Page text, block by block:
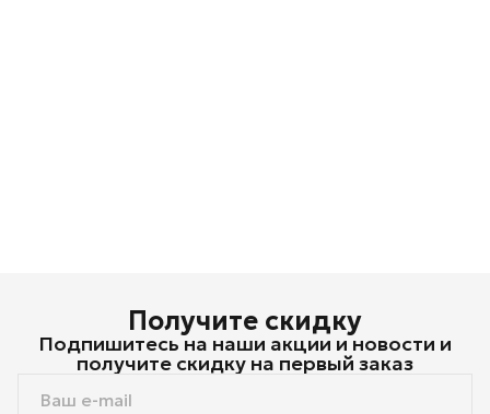
Получите скидку
Подпишитесь на наши акции и новости и
получите скидку на первый заказ